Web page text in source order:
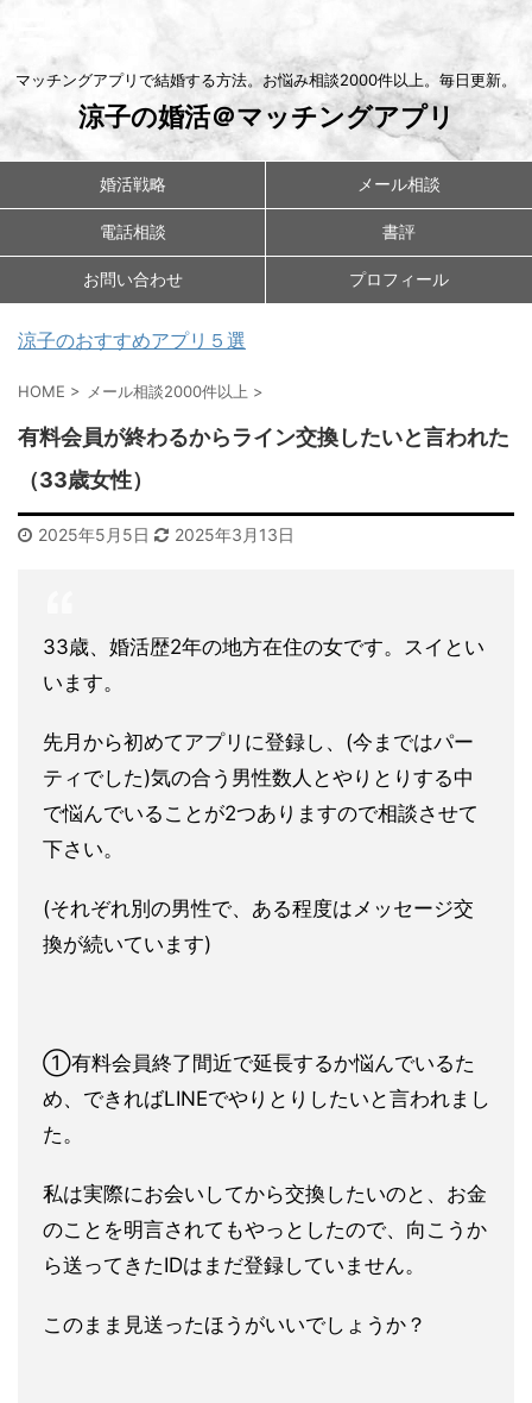
マッチングアプリで結婚する方法。お悩み相談2000件以上。毎日更新。
涼子の婚活＠マッチングアプリ
婚活戦略 メール相談
電話相談 書評
お問い合わせ プロフィール
涼子のおすすめアプリ５選
HOME > メール相談2000件以上 >
有料会員が終わるからライン交換したいと言われた
（33歳女性）
2025年5月5日 2025年3月13日
33歳、婚活歴2年の地方在住の女です。スイとい
います。
先月から初めてアプリに登録し、(今まではパー
ティでした)気の合う男性数人とやりとりする中
で悩んでいることが2つありますので相談させて
下さい。
(それぞれ別の男性で、ある程度はメッセージ交
換が続いています)
①有料会員終了間近で延長するか悩んでいるた
め、できればLINEでやりとりしたいと言われまし
た。
私は実際にお会いしてから交換したいのと、お金
のことを明言されてもやっとしたので、向こう か
ら送ってきたIDはまだ登録していません。
このまま見送ったほ うがいいでしょうか？